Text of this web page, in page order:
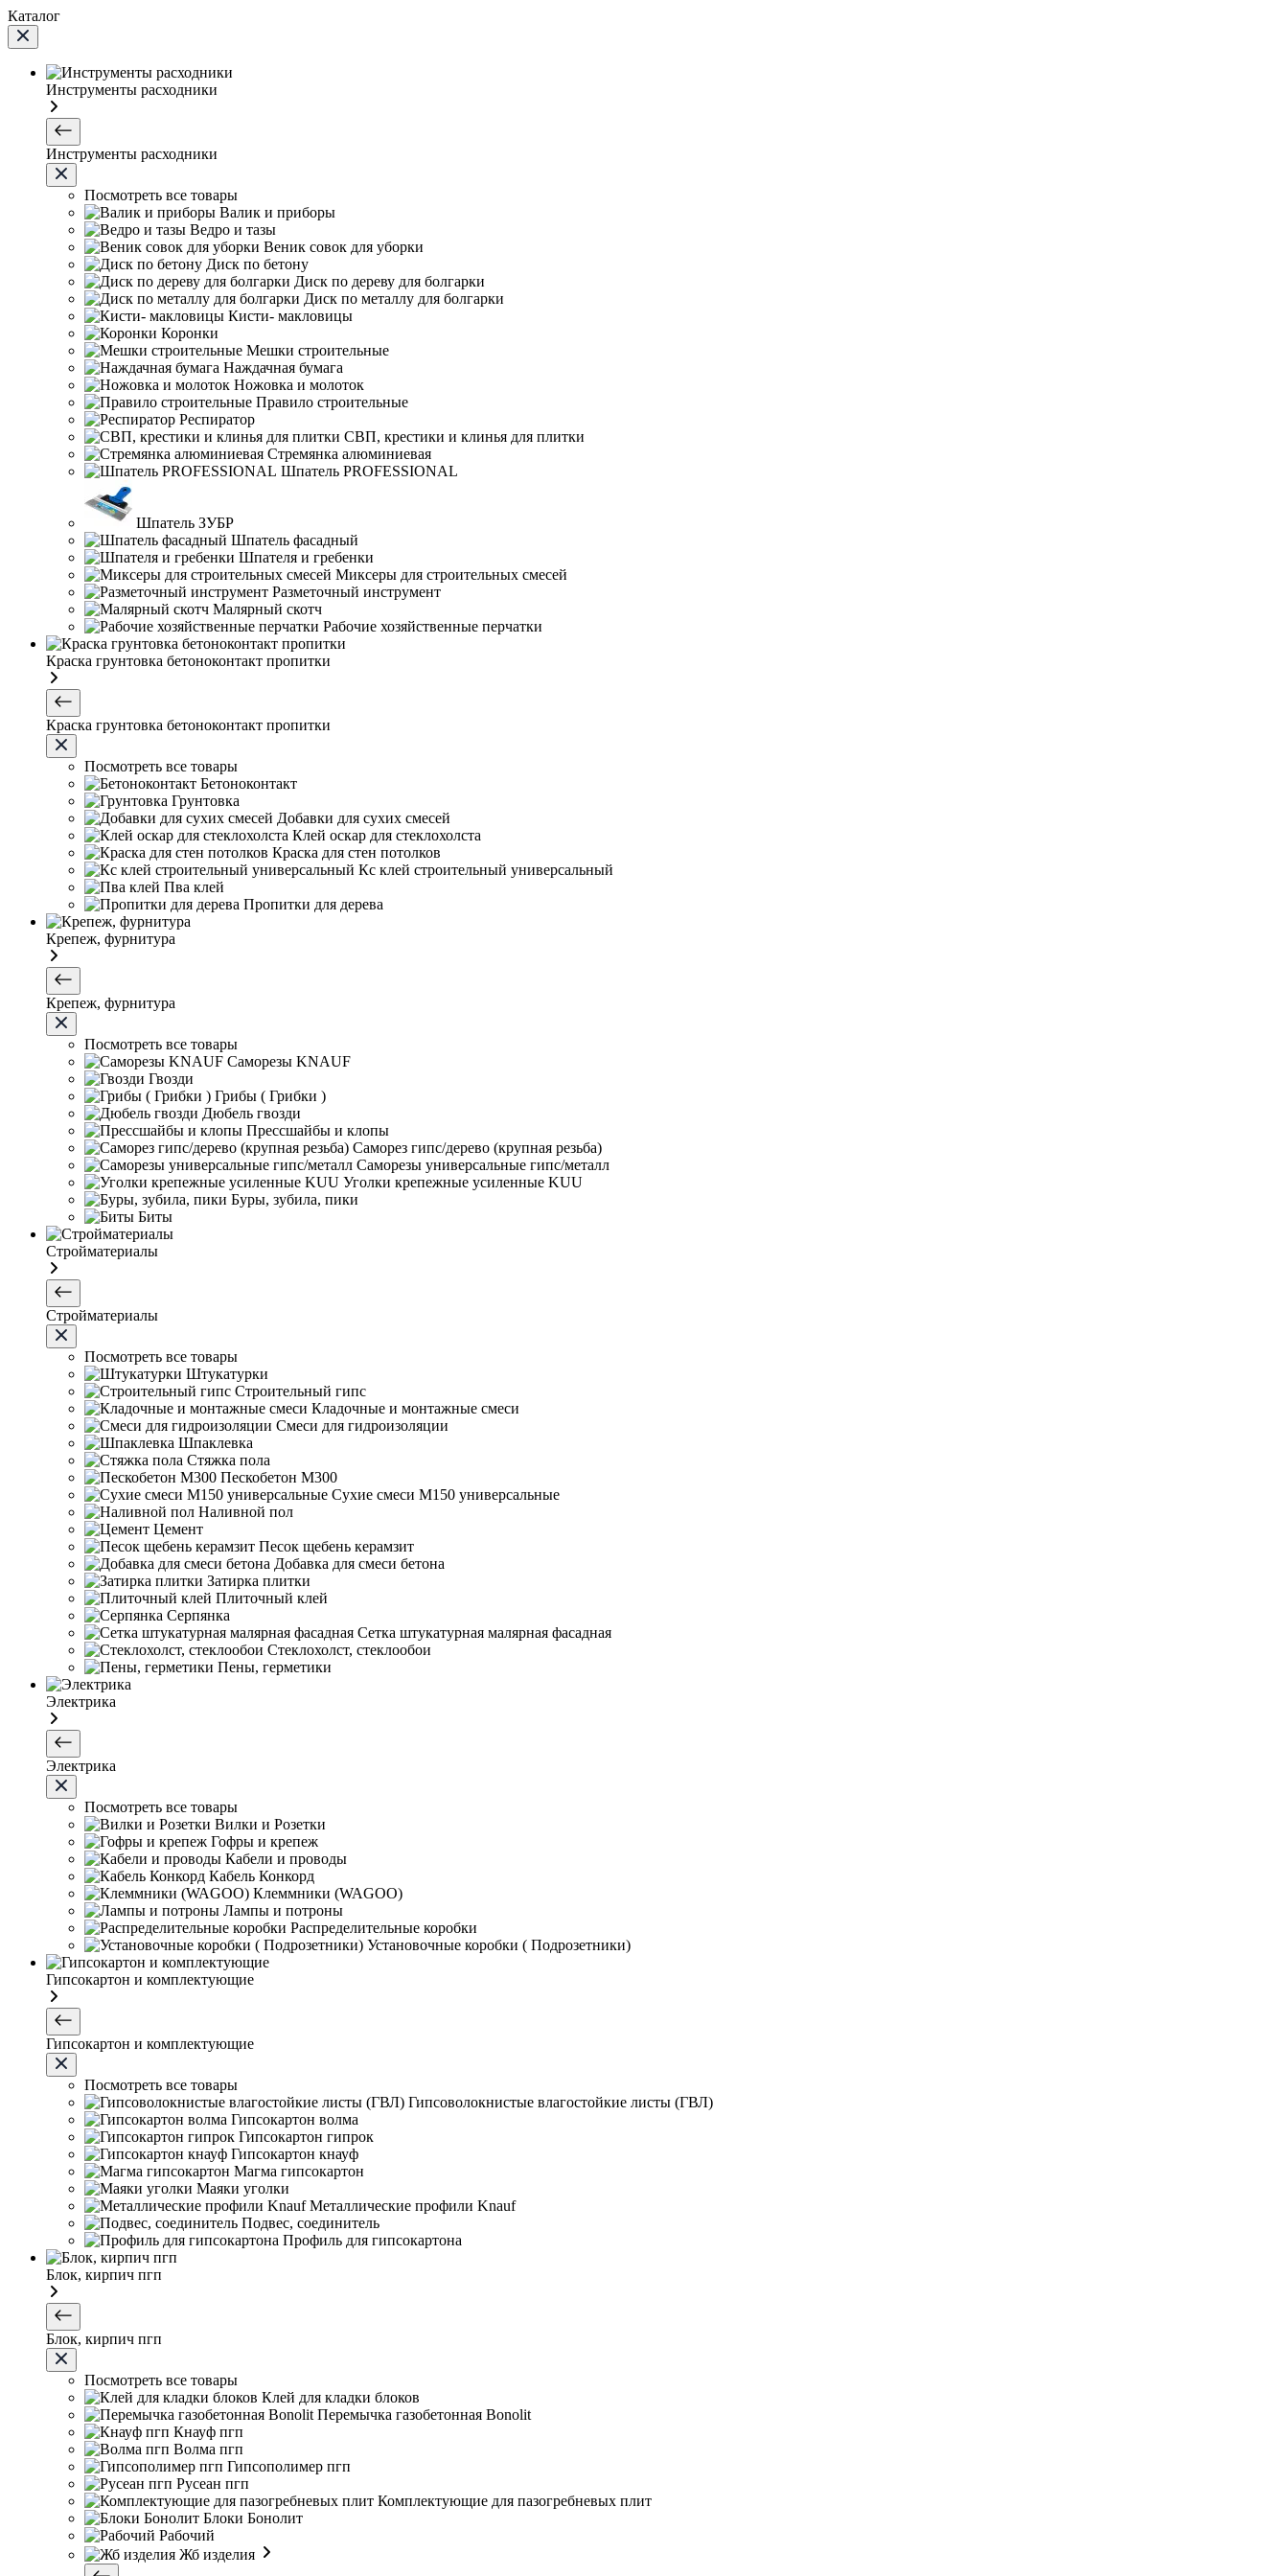
Каталог
Инструменты расходники
Инструменты расходники
Посмотреть все товары
Валик и приборы
Ведро и тазы
Веник совок для уборки
Диск по бетону
Диск по дереву для болгарки
Диск по металлу для болгарки
Кисти- макловицы
Коронки
Мешки строительные
Наждачная бумага
Ножовка и молоток
Правило строительные
Респиратор
СВП, крестики и клинья для плитки
Стремянка алюминиевая
Шпатель PROFESSIONAL
Шпатель ЗУБР
Шпатель фасадный
Шпателя и гребенки
Миксеры для строительных смесей
Разметочный инструмент
Малярный скотч
Рабочие хозяйственные перчатки
Краска грунтовка бетоноконтакт пропитки
Краска грунтовка бетоноконтакт пропитки
Посмотреть все товары
Бетоноконтакт
Грунтовка
Добавки для сухих смесей
Клей оскар для стеклохолста
Краска для стен потолков
Кс клей строительный универсальный
Пва клей
Пропитки для дерева
Крепеж, фурнитура
Крепеж, фурнитура
Посмотреть все товары
Саморезы KNAUF
Гвозди
Грибы ( Грибки )
Дюбель гвозди
Прессшайбы и клопы
Саморез гипс/дерево (крупная резьба)
Саморезы универсальные гипс/металл
Уголки крепежные усиленные KUU
Буры, зубила, пики
Биты
Стройматериалы
Стройматериалы
Посмотреть все товары
Штукатурки
Строительный гипс
Кладочные и монтажные смеси
Смеси для гидроизоляции
Шпаклевка
Стяжка пола
Пескобетон М300
Сухие смеси М150 универсальные
Наливной пол
Цемент
Песок щебень керамзит
Добавка для смеси бетона
Затирка плитки
Плиточный клей
Серпянка
Сетка штукатурная малярная фасадная
Стеклохолст, стеклообои
Пены, герметики
Электрика
Электрика
Посмотреть все товары
Вилки и Розетки
Гофры и крепеж
Кабели и проводы
Кабель Конкорд
Клеммники (WAGOО)
Лампы и потроны
Распределительные коробки
Установочные коробки ( Подрозетники)
Гипсокартон и комплектующие
Гипсокартон и комплектующие
Посмотреть все товары
Гипсоволокнистые влагостойкие листы (ГВЛ)
Гипсокартон волма
Гипсокартон гипрок
Гипсокартон кнауф
Магма гипсокартон
Маяки уголки
Металлические профили Knauf
Подвес, соединитель
Профиль для гипсокартона
Блок, кирпич пгп
Блок, кирпич пгп
Посмотреть все товары
Клей для кладки блоков
Перемычка газобетонная Bonolit
Кнауф пгп
Волма пгп
Гипсополимер пгп
Русеан пгп
Комплектующие для пазогребневых плит
Блоки Бонолит
Рабочий
Жб изделия